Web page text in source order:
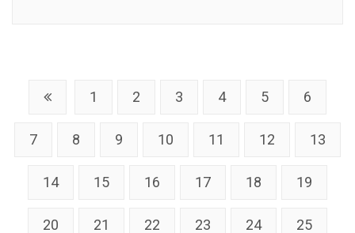
1 2 3 4 5 6
7 8 9 10 11 12 13
14 15 16 17 18 19
20 21 22 23 24 25